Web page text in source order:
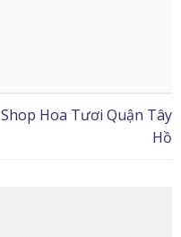
Shop Hoa Tươi Quận Tây
Hồ